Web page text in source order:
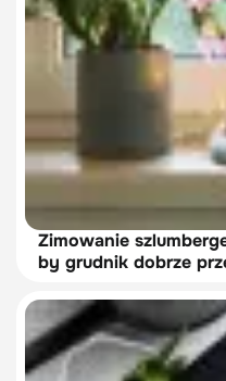
Zimowanie
by grudnik dobrze